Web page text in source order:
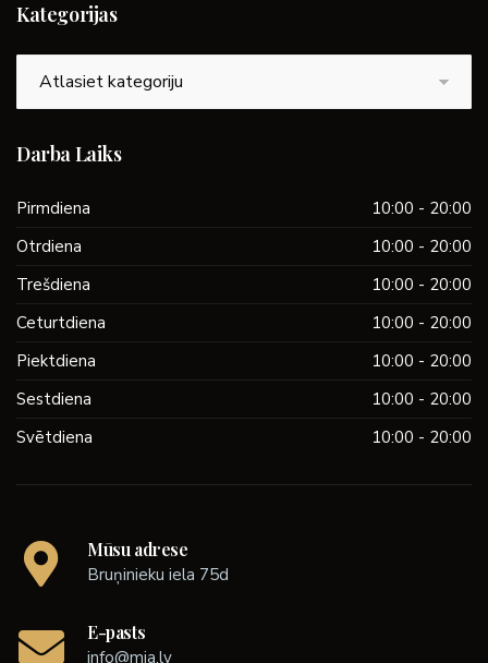
Kategorijas
Darba Laiks
Pirmdiena
10:00 - 20:00
Otrdiena
10:00 - 20:00
Trešdiena
10:00 - 20:00
Ceturtdiena
10:00 - 20:00
Piektdiena
10:00 - 20:00
Sestdiena
10:00 - 20:00
Svētdiena
10:00 - 20:00
Mūsu adrese
Bruņinieku iela 75d
E-pasts
info@mia.lv